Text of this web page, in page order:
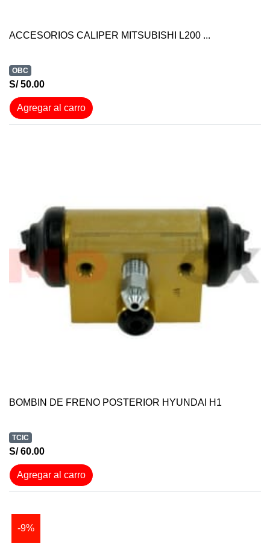
ACCESORIOS CALIPER MITSUBISHI L200 ...
OBC
S/ 50.00
Agregar al carro
BOMBIN DE FRENO POSTERIOR HYUNDAI H1
TCIC
S/ 60.00
Agregar al carro
-9%